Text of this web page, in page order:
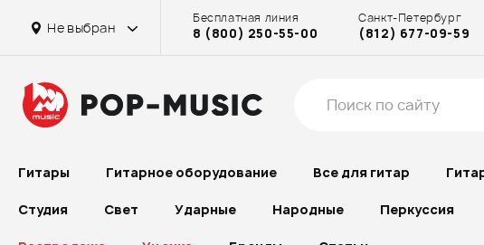
Не выбран
Бесплатная линия
8 (800) 250-55-00
Санкт-Петербург
(812) 677-09-59
Гитары Гитарное оборудование Все для гитар
Студия Свет Ударные Народные Перкуссия